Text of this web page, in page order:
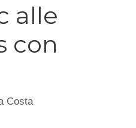
alle
con
Costa